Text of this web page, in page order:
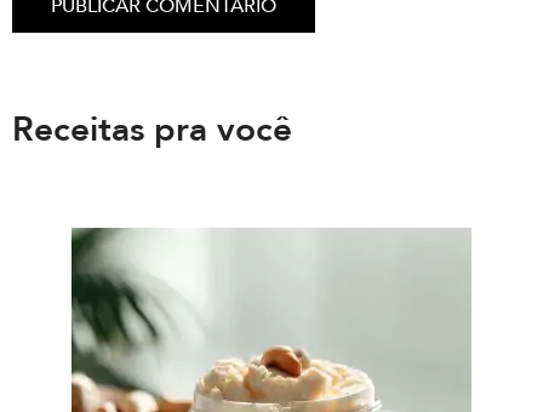
Receitas pra você